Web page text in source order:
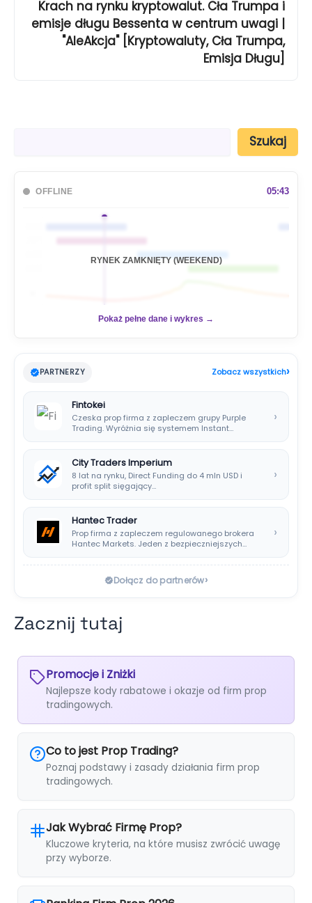
Krach na rynku kryptowalut. Cła Trumpa i
emisje długu Bessenta w centrum uwagi |
"AleAkcja" [Kryptowaluty, Cła Trumpa,
Emisja Długu]
Szukaj
OFFLINE 05:43
RYNEK ZAMKNIĘTY (WEEKEND)
Pokaż pełne dane i wykres →
PARTNERZY Zobacz wszystkich›
Fintokei
Czeska prop firma z zapleczem grupy Purple
Trading. Wyróżnia się systemem Instant
›
City Traders Imperium
8 lat na rynku, Direct Funding do 4 mln USD i
profit split sięgający…
›
Hantec Trader
Prop firma z zapleczem regulowanego brokera
Hantec Markets. Jeden z bezpieczniejszych
›
Dołącz do partnerów›
Zacznij tutaj
Promocje i Zniżki
Najlepsze kody rabatowe i okazje od firm prop
tradingowych.
Co to jest Prop Trading?
Poznaj podstawy i zasady działania firm prop
tradingowych.
Jak Wybrać Firmę Prop?
Kluczowe kryteria, na które musisz zwrócić uwagę
przy wyborze.